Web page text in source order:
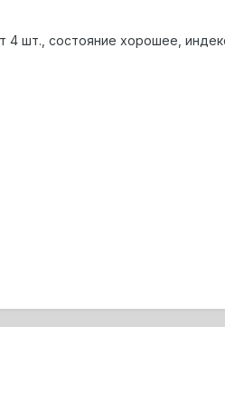
4 шт., состояние хорошее,